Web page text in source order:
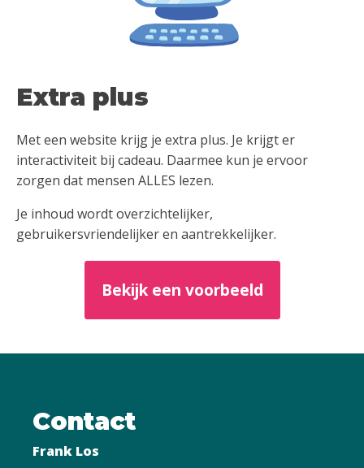
Extra plus
Met een website krijg je extra plus. Je krijgt er
interactiviteit bij cadeau. Daarmee kun je ervoor
zorgen dat mensen ALLES lezen.
Je inhoud wordt overzichtelijker,
gebruikersvriendelijker en aantrekkelijker.
Bekijk een voorbeeld
Contact
Frank Los